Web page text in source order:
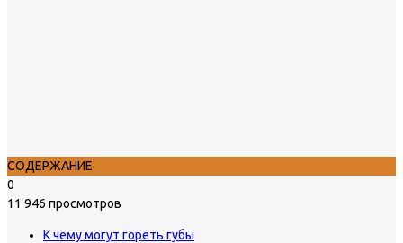
СОДЕРЖАНИЕ
0
11 946 просмотров
К чему могут гореть губы